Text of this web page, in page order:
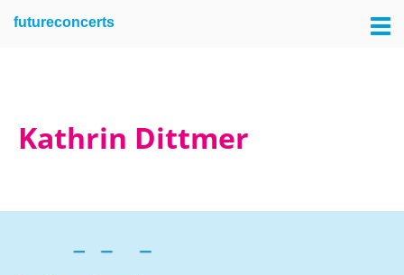
Skip
Skip
futureconcerts
Kathrin Dittmer